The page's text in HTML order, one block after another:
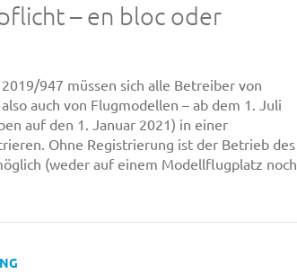
– en bloc oder
947 müssen sich alle Betreiber von
auch von Flugmodellen – ab dem 1. Juli
auf den 1. Januar 2021) in einer
Ohne Registrierung ist der Betrieb des
(weder auf einem Modellflugplatz noch